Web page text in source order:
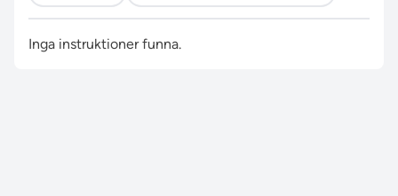
Inga instruktioner funna.